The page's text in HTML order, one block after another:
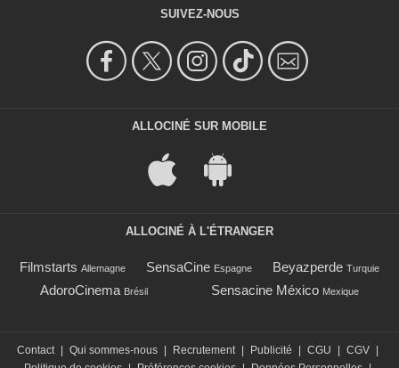
SUIVEZ-NOUS
ALLOCINÉ SUR MOBILE
ALLOCINÉ À L'ÉTRANGER
Filmstarts Allemagne SensaCine Espagne Beyazperde Turquie
AdoroCinema Brésil Sensacine México Mexique
Contact Qui sommes-nous Recrutement Publicité CGU CGV